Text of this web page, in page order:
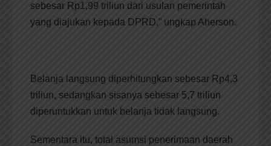
sebesar Rp1,99 triliun dari usulan pemerintah
yang diajukan kepada DPRD,” ungkap Aherson.
Belanja langsung diperhitungkan sebesar Rp4,3
triliun, sedangkan sisanya sebesar 5,7 triliun
diperuntukkan untuk belanja tidak langsung.
Sementara itu, total asumsi penerimaan daerah